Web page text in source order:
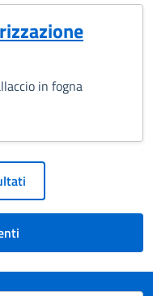
in fogna